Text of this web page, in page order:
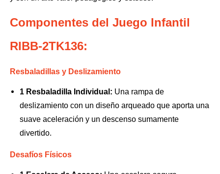
Componentes del Juego Infantil
RIBB-2TK136:
Resbaladillas y Deslizamiento
1 Resbaladilla Individual: Una rampa de
deslizamiento con un diseño arqueado que aporta una
suave aceleración y un descenso sumamente
divertido.
Desafíos Físicos